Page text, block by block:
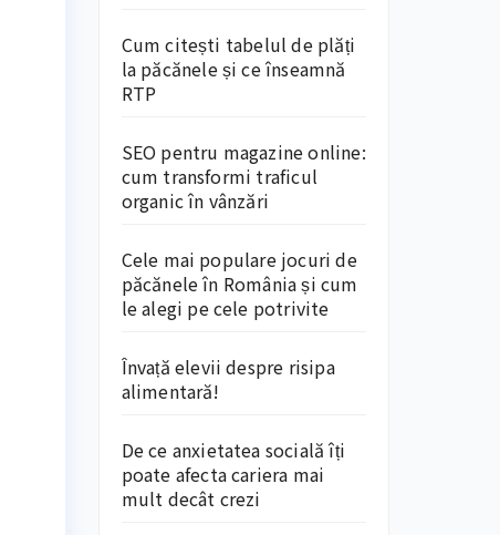
Cum citești tabelul de plăți
la păcănele și ce înseamnă
RTP
SEO pentru magazine online:
cum transformi traficul
organic în vânzări
Cele mai populare jocuri de
păcănele în România și cum
le alegi pe cele potrivite
Învață elevii despre risipa
alimentară!
De ce anxietatea socială îți
poate afecta cariera mai
mult decât crezi